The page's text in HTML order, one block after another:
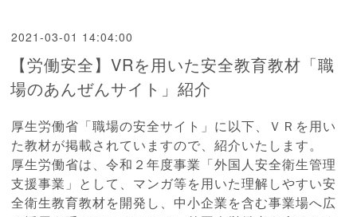
2021-03-01 14:04:00
【労働安全】VRを用いた安全教育教材「職
場のあんぜんサイト」紹介
厚生労働省「職場の安全サイト 」に以下、ＶＲを用い
た教材が掲載されていますので、紹介いたします。
厚生労働省は、令和２年度事業「外国人安全衛生管理
支援事業」として、マンガ等を用いた理解しやすい安
全衛生教育教材を開発し、中小企業を含む事業場へ広